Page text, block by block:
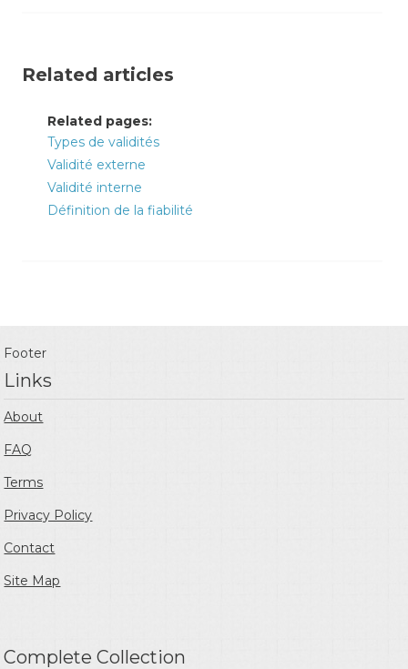
Related articles
Related pages:
Types de validités
Validité externe
Validité interne
Définition de la fiabilité
Footer
Links
About
FAQ
Terms
Privacy Policy
Contact
Site Map
Complete Collection